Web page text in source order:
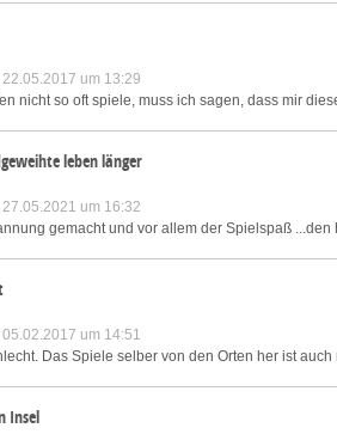
um 13:29
nicht so oft spiele, muss ich sagen, dass mir
leben länger
um 16:32
gemacht und vor allem der Spielspaß
um 14:51
Das Spiele selber von den Orten her ist
Insel